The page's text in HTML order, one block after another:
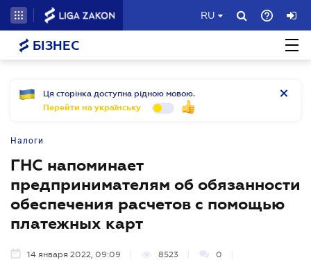
RU
БІЗНЕС
Ця сторінка доступна рідною мовою.
Перейти на українську
Налоги
ГНС напоминает
предпринимателям об обязанности
обеспечения расчетов с помощью
платежных карт
14 января 2022, 09:09 8523 0